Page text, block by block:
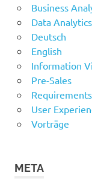
Business
Data Analytics
Deutsch
English
Information
Pre-Sales
User
Vorträge
META